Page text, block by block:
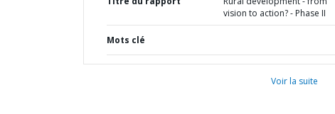
vision to action? - Phase II
Mots clé
Voir la suite